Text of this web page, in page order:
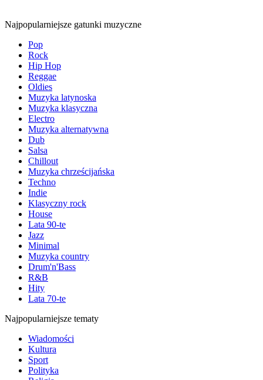
Najpopularniejsze gatunki muzyczne
Pop
Rock
Hip Hop
Reggae
Oldies
Muzyka latynoska
Muzyka klasyczna
Electro
Muzyka alternatywna
Dub
Salsa
Chillout
Muzyka chrześcijańska
Techno
Indie
Klasyczny rock
House
Lata 90-te
Jazz
Minimal
Muzyka country
Drum'n'Bass
R&B
Hity
Lata 70-te
Najpopularniejsze tematy
Wiadomości
Kultura
Sport
Polityka